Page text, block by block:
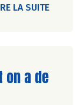
LA SUITEDE
a de